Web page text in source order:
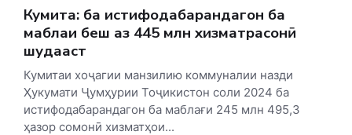
Кумита: ба истифодабарандагон ба
маблағи беш аз 445 млн хизматрасонӣ
шудааст
Кумитаи хоҷагии манзилию коммуналии назди
Ҳукумати Ҷумҳурии Тоҷикистон соли 2024 ба
истифодабарандагон ба маблағи 245 млн 495,3
ҳазор сомонӣ хизматҳои...